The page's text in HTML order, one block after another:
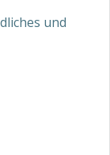
und